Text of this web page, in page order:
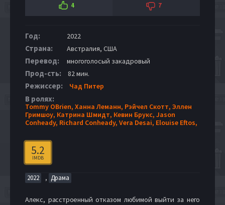
4 7
Год: 2022
Страна: Австралия, США
Перевод: многоголосый закадровый
Прод-сть: 82 мин.
Режиссер: Чад Питер
В ролях:
Tommy OBrien, Ханна Леманн, Рэйчел Скотт, Эллен
Гримшоу, Катрина Шмидт, Кевин Брукс, Jason
Conheady, Richard Conheady, Vera Desai, Elouise Eftos,
5.2
IMDB
2022 , Драма
Алекс, расстроенный отказом любимой выйти за него